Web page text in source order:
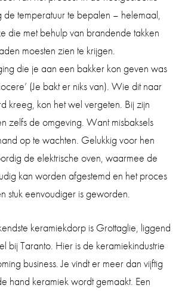
de temperatuur te bepalen – helemaal,
die met behulp van brandende takken
moesten zien te krijgen.
die je aan een bakker kon geven was
(Je bakt er niks van). Wie dit naar
kreeg, kon het wel vergeten. Bij zijn
zelfs de omgeving. Want misbaksels
op te wachten. Gelukkig voor hen
de elektrische oven, waarmee de
kan worden afgestemd en het proces
stuk eenvoudiger is geworden.
keramiekdorp is Grottaglie, liggend
bij Taranto. Hier is de keramiekindustrie
business. Je vindt er meer dan vijftig
hand keramiek wordt gemaakt. Een